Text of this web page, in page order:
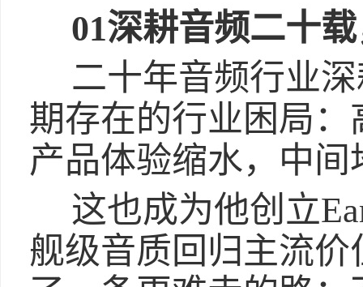
01深耕音频二十
二十年音频行业
期存在的行业困局
产品体验缩水，中
这也成为他创立
舰级音质回归主流